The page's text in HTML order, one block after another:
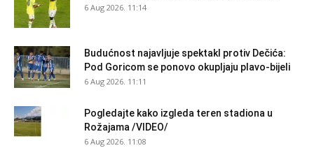
6 Aug 2026. 11:14
Budućnost najavljuje spektakl protiv Dečića:
Pod Goricom se ponovo okupljaju plavo-bijeli
6 Aug 2026. 11:11
Pogledajte kako izgleda teren stadiona u
Rožajama /VIDEO/
6 Aug 2026. 11:08